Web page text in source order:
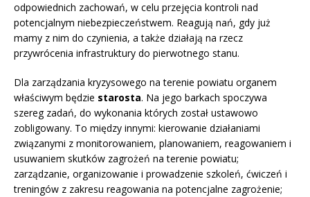
odpowiednich zachowań, w celu przejęcia kontroli nad
potencjalnym niebezpieczeństwem. Reagują nań, gdy już
mamy z nim do czynienia, a także działają na rzecz
przywrócenia infrastruktury do pierwotnego stanu.
Dla zarządzania kryzysowego na terenie powiatu organem
właściwym będzie starosta. Na jego barkach spoczywa
szereg zadań, do wykonania których został ustawowo
zobligowany. To między innymi: kierowanie działaniami
związanymi z monitorowaniem, planowaniem, reagowaniem i
usuwaniem skutków zagrożeń na terenie powiatu;
zarządzanie, organizowanie i prowadzenie szkoleń, ćwiczeń i
treningów z zakresu reagowania na potencjalne zagrożenie;